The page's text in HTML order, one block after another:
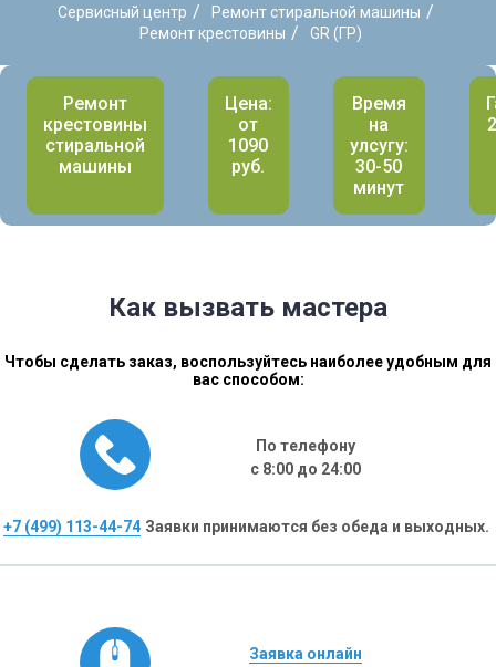
Сервисный центр / Ремонт стиральной машины /
Ремонт крестовины / GR (ГР)
Ремонт
крестовины
стиральной
машины
Цена:
от
1090
руб.
Время
на
улсугу:
30-50
минут
Как вызвать мастера
Чтобы сделать заказ, воспользуйтесь наиболее удобным для
вас способом:
По телефону
с 8:00 до 24:00
+7 (499) 113-44-74 Заявки принимаются без обеда и выходных.
Заявка онлайн